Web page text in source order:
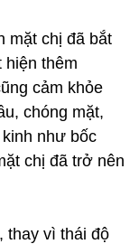
mặt chị đã bắt
hiện thêm
cảm khỏe
chóng mặt,
như bốc
chị đã trở nên
thay vì thái độ